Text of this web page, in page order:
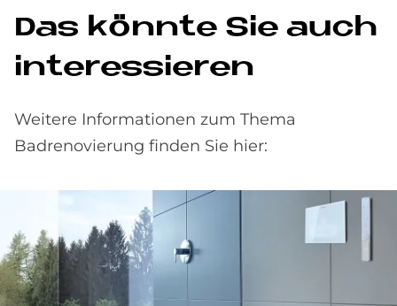
Das könnte Sie auch
interessieren
Weitere Informationen zum Thema
Badrenovierung finden Sie hier: